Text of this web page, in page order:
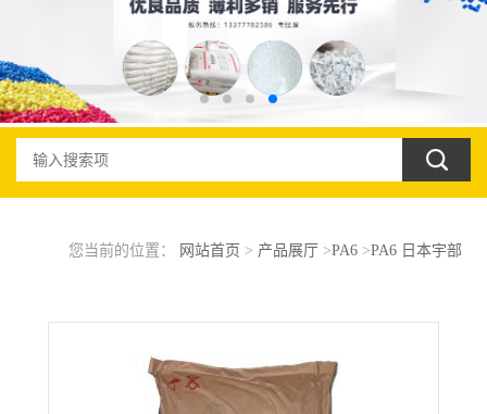
您当前的位置： 网站首页 > 产品展厅>PA6>PA6 日本宇部